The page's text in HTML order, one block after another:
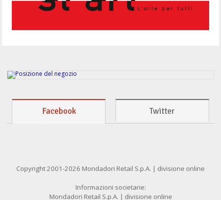
Facebook Twitter
Copyright 2001-2026 Mondadori Retail S.p.A. | divisione online
Informazioni societarie:
Mondadori Retail S.p.A. | divisione online